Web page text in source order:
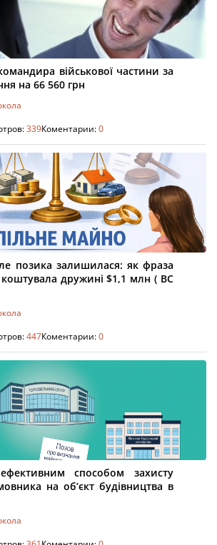
військової частини за
на 66 560 грн
339Коментарии:0
позика залишилася: як фраза
дружині $1,1 млн ( ВС
447Коментарии:0
способом захисту
на об’єкт будівництва в